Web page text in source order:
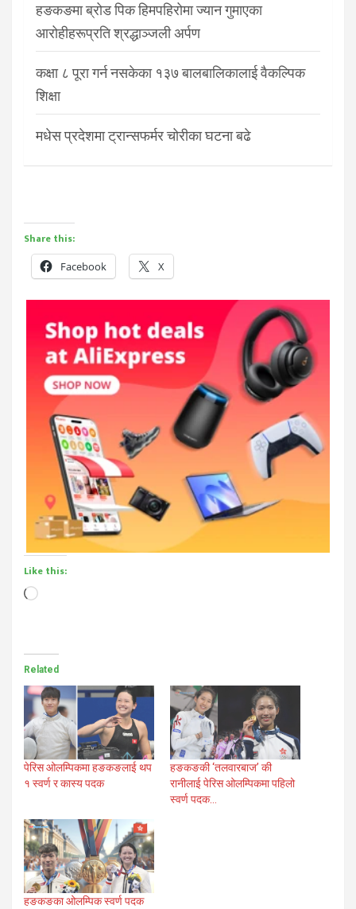
हङकङमा ब्रोड पिक हिमपहिरोमा ज्यान गुमाएका
आरोहीहरूप्रति श्रद्धाञ्जली अर्पण
कक्षा ८ पूरा गर्न नसकेका १३७ बालबालिकालाई वैकल्पिक
शिक्षा
मधेस प्रदेशमा ट्रान्सफर्मर चोरीका घटना बढे
Share this:
Facebook X
Like this:
Loading…
Related
पेरिस ओलम्पिकमा हङकङलाई थप
१ स्वर्ण र कास्य पदक
हङकङकी ‘तलवारबाज’ की
रानीलाई पेरिस ओलम्पिकमा पहिलो
स्वर्ण पदक…
हङकङका ओलम्पिक स्वर्ण पदक